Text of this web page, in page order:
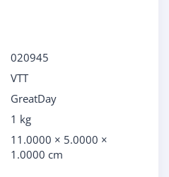
020945
VTT
GreatDay
1 kg
11.0000 × 5.0000 ×
1.0000 cm